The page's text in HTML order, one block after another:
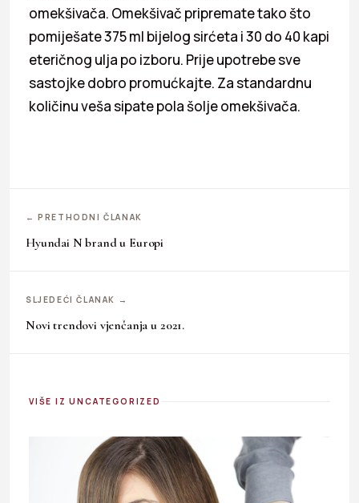
omekšivača. Omekšivač pripremate tako što
pomiješate 375 ml bijelog sirćeta i 30 do 40 kapi
eteričnog ulja po izboru. Prije upotrebe sve
sastojke dobro promućkajte. Za standardnu
količinu veša sipate pola šolje omekšivača.
← PRETHODNI ČLANAK
Hyundai N brand u Europi
SLJEDEĆI ČLANAK →
Novi trendovi vjenčanja u 2021.
VIŠE IZ UNCATEGORIZED